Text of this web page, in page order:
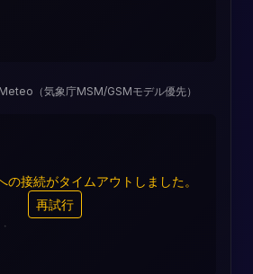
（気象庁MSM/GSMモデル優先）
の接続がタイムアウトしました。
再試行